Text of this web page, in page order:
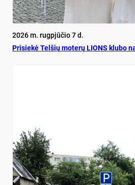
2026 m. rugpjūčio 7 d.
Pri­siekė Tel­šių mo­terų LIONS klu­bo